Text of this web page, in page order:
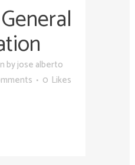
General
byjose alberto
0 Likes